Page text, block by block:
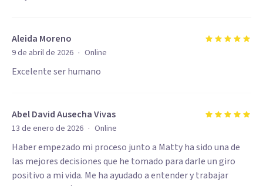
Aleida Moreno
9 de abril de 2026 · Online
Excelente ser humano
Abel David Ausecha Vivas
13 de enero de 2026 · Online
Haber empezado mi proceso junto a Matty ha sido una de
las mejores decisiones que he tomado para darle un giro
positivo a mi vida. Me ha ayudado a entender y trabajar